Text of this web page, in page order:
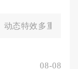
态特效多重变
08-08